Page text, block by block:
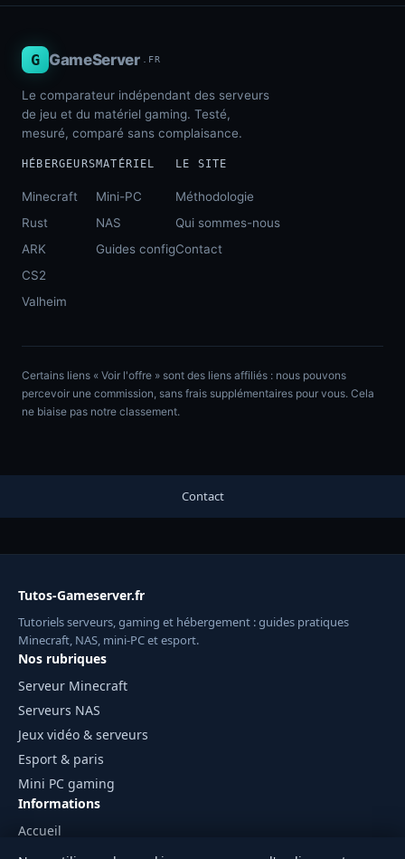
G GameServer .FR
Le comparateur indépendant des serveurs
de jeu et du matériel gaming. Testé,
mesuré, comparé sans complaisance.
HÉBERGEURS
Minecraft
Rust
ARK
CS2
Valheim
MATÉRIEL
Mini-PC
NAS
Guides config
LE SITE
Méthodologie
Qui sommes-nous
Contact
Certains liens « Voir l'offre » sont des liens affiliés : nous pouvons
percevoir une commission, sans frais supplémentaires pour vous. Cela
ne biaise pas notre classement.
Contact
Tutos-Gameserver.fr
Tutoriels serveurs, gaming et hébergement : guides pratiques
Minecraft, NAS, mini-PC et esport.
Nos rubriques
Serveur Minecraft
Serveurs NAS
Jeux vidéo & serveurs
Esport & paris
Mini PC gaming
Informations
Accueil
Mentions légales